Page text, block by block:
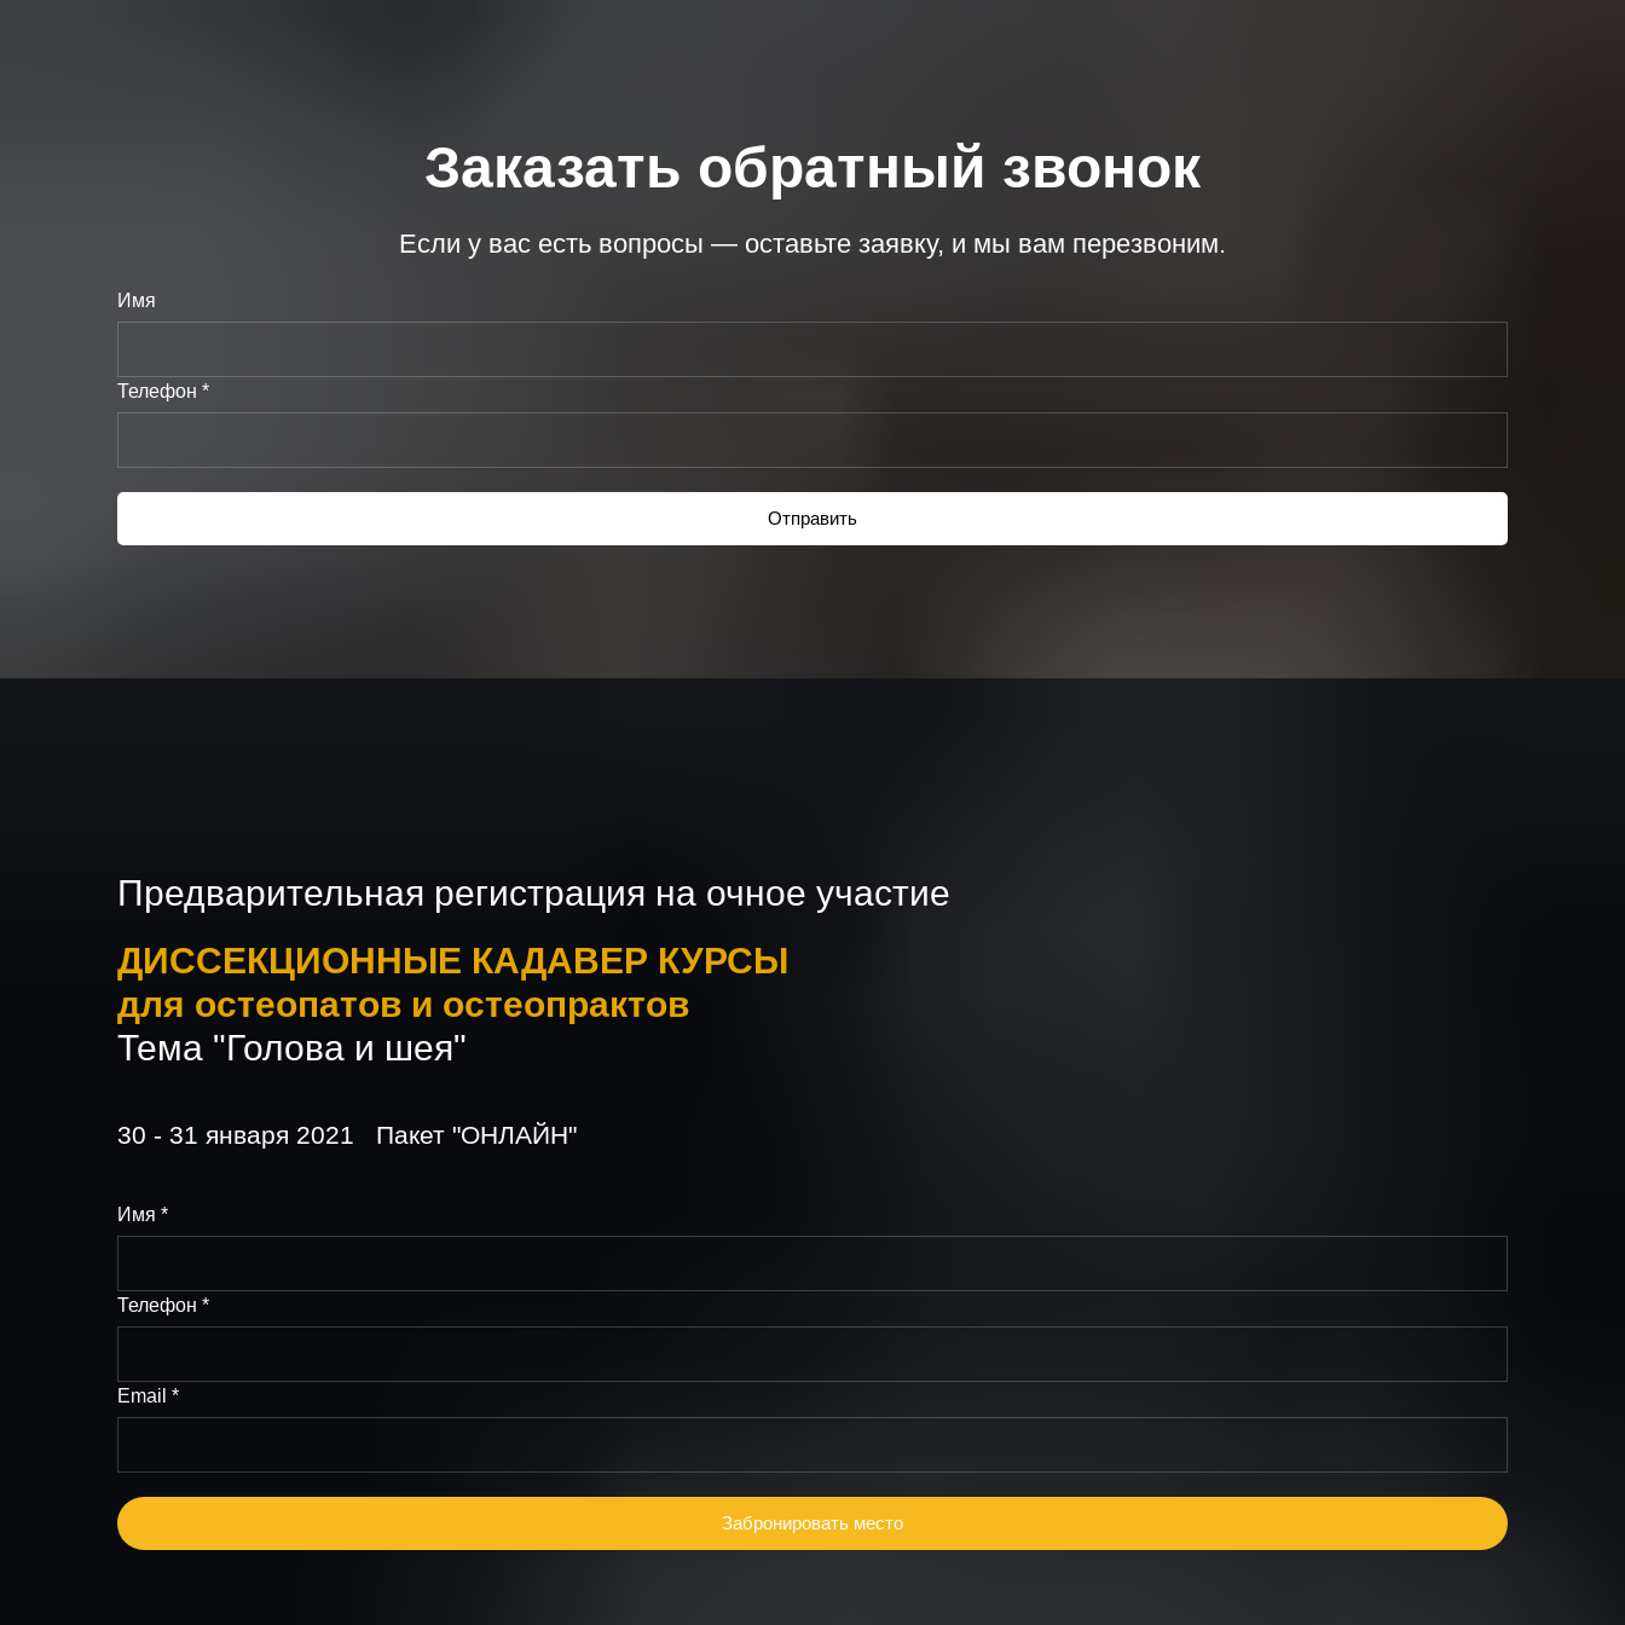
Заказать обратный звонок
Если у вас есть вопросы — оставьте заявку, и мы вам перезвоним.
Имя
Телефон *
Отправить
Предварительная регистрация на очное участие
ДИССЕКЦИОННЫЕ КАДАВЕР КУРСЫ
для остеопатов и остеопрактов
Тема "Голова и шея"
30 - 31 января 2021 Пакет "ОНЛАЙН"
Имя *
Телефон *
Email *
Забронировать место